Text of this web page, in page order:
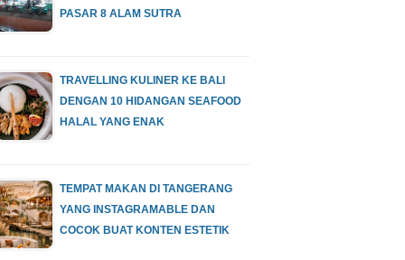
PASAR 8 ALAM SUTRA
TRAVELLING KULINER KE BALI
DENGAN 10 HIDANGAN SEAFOOD
HALAL YANG ENAK
TEMPAT MAKAN DI TANGERANG
YANG INSTAGRAMABLE DAN
COCOK BUAT KONTEN ESTETIK